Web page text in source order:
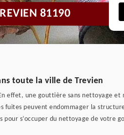
81190
toute la ville de Trevien
effet, une gouttière sans nettoyage
fuites peuvent endommager la
s’occuper du nettoyage de votre